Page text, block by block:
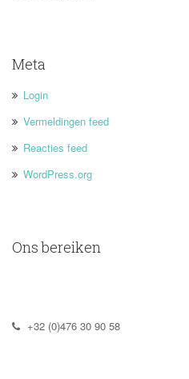
Meta
Login
Vermeldingen feed
Reacties feed
WordPress.org
Ons bereiken
+32 (0)476 30 90 58